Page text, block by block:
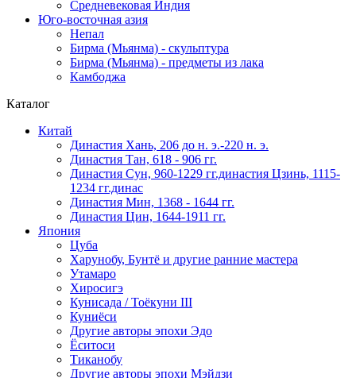
Средневековая Индия
Юго-восточная азия
Непал
Бирма (Мьянма) - скульптура
Бирма (Мьянма) - предметы из лака
Камбоджа
Каталог
Китай
Династия Хань, 206 до н. э.-220 н. э.
Династия Тан, 618 - 906 гг.
Династия Сун, 960-1229 гг.династия Цзинь, 1115-
1234 гг.динас
Династия Мин, 1368 - 1644 гг.
Династия Цин, 1644-1911 гг.
Япония
Цуба
Харунобу, Бунтё и другие ранние мастера
Утамаро
Хиросигэ
Кунисада / Тоёкуни III
Куниёси
Другие авторы эпохи Эдо
Ёситоси
Тиканобу
Другие авторы эпохи Мэйдзи